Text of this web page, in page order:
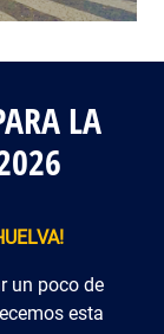
LA
un poco de
esta